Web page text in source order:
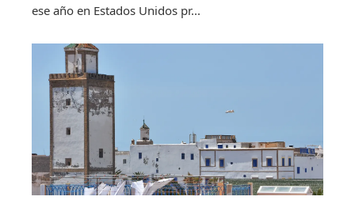
ese año en Estados Unidos pr...